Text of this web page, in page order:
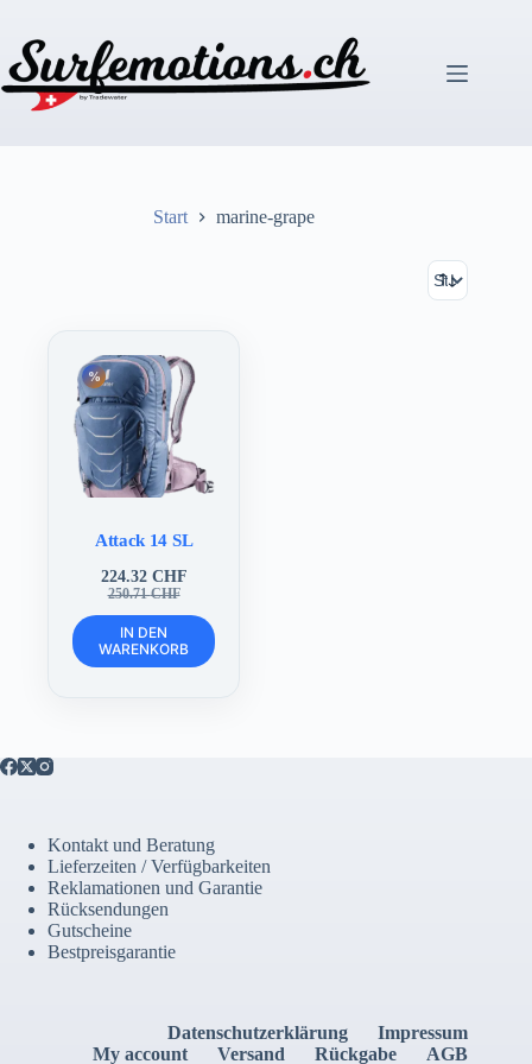
springen
Start marine-grape
Attack 14 SL
250.71CHF
Ursprünglicher
Preis
war:
250.71 CHF
224.32 CHF
Aktueller
Preis
ist:
224.32 CHF.
IN DEN
WARENKORB
Kontakt und Beratung
Lieferzeiten / Verfügbarkeiten
Reklamationen und Garantie
Rücksendungen
Gutscheine
Bestpreisgarantie
Datenschutzerklärung
Impressum
My account
Versand Rückgabe AGB